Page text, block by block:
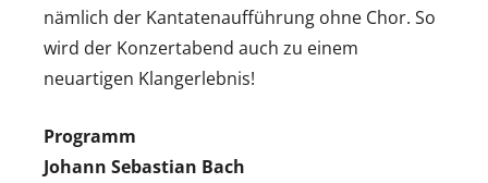
nämlich der Kantatenaufführung ohne Chor. So
wird der Konzertabend auch zu einem
neuartigen Klangerlebnis!
Programm
Johann Sebastian Bach